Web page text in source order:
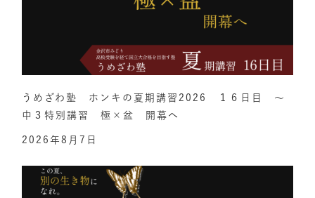
うめざわ塾 ホンキの夏期講習2026 １６日目 ～
中３特別講習 極×盆 開幕へ
2026年8月7日